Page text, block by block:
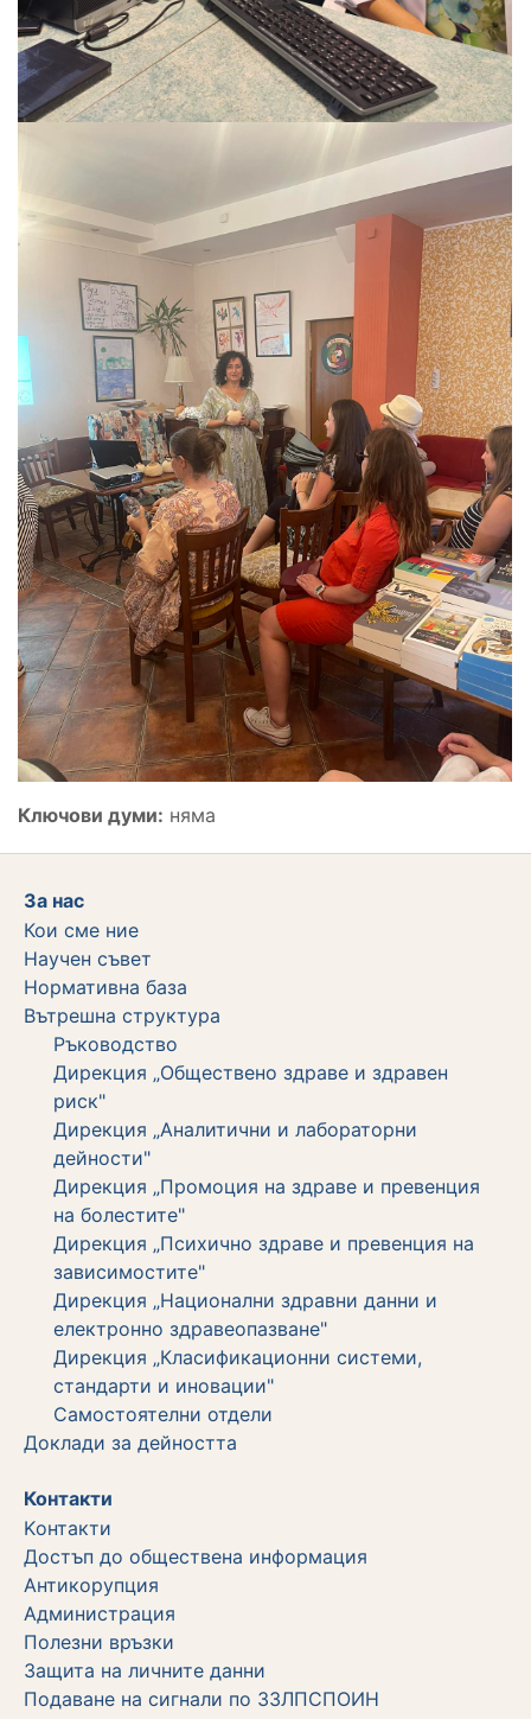
Ключови думи: няма
За нас
Кои сме ние
Научен съвет
Нормативна база
Вътрешна структура
Ръководство
Дирекция „Обществено здраве и здравен
риск"
Дирекция „Аналитични и лабораторни
дейности"
Дирекция „Промоция на здраве и превенция
на болестите"
Дирекция „Психично здраве и превенция на
зависимостите"
Дирекция „Национални здравни данни и
електронно здравеопазване"
Дирекция „Класификационни системи,
стандарти и иновации"
Самостоятелни отдели
Дoклади за дейността
Контакти
Kонтакти
Достъп до обществена информация
Aнтикорупция
Администрация
Полезни връзки
Защита на личните данни
Подаване на сигнали по ЗЗЛПСПОИН